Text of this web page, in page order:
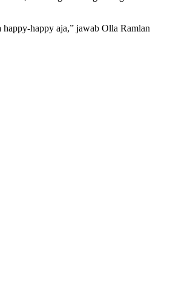
happy-happy aja,” jawab Olla Ramlan